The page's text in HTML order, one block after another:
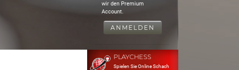
wir den Premium
Account.
ANMELDEN
PLAYCHESS
Spielen Sie Online Schach